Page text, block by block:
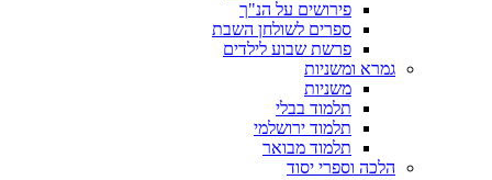
פירושים על הנ"ך
ספרים לשולחן השבת
פרשת שבוע לילדים
גמרא ומשניות
משניות
תלמוד בבלי
תלמוד ירושלמי
תלמוד מבואר
הלכה וספרי יסוד